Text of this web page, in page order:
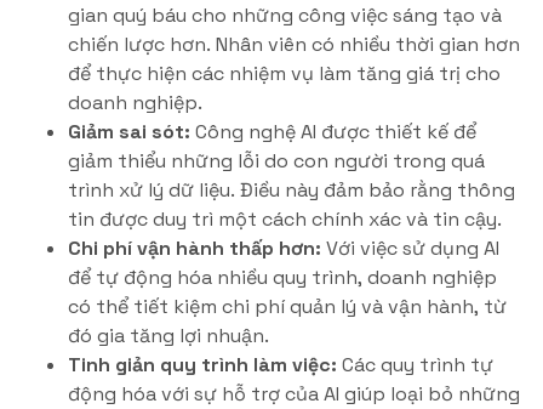
gian quý báu cho những công việc sáng tạo và
chiến lược hơn. Nhân viên có nhiều thời gian hơn
để thực hiện các nhiệm vụ làm tăng giá trị cho
doanh nghiệp.
Giảm sai sót: Công nghệ AI được thiết kế để
giảm thiểu những lỗi do con người trong quá
trình xử lý dữ liệu. Điều này đảm bảo rằng thông
tin được duy trì một cách chính xác và tin cậy.
Chi phí vận hành thấp hơn: Với việc sử dụng AI
để tự động hóa nhiều quy trình, doanh nghiệp
có thể tiết kiệm chi phí quản lý và vận hành, từ
đó gia tăng lợi nhuận.
Tinh giản quy trình làm việc: Các quy trình tự
động hóa với sự hỗ trợ của AI giúp loại bỏ những